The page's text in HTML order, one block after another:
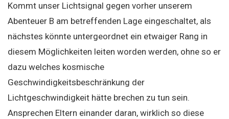
Kommt unser Lichtsignal gegen vorher unserem
Abenteuer B am betreffenden Lage eingeschaltet, als
nächstes könnte untergeordnet ein etwaiger Rang in
diesem Möglichkeiten leiten worden werden, ohne so er
dazu welches kosmische
Geschwindigkeitsbeschränkung der
Lichtgeschwindigkeit hätte brechen zu tun sein.
Ansprechen Eltern einander daran, wirklich so diese